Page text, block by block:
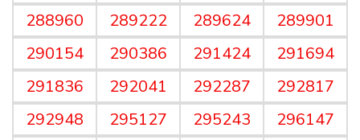
288960
289222 289624
289901
290154
290386 291424
291694
291836
292041 292287
292817
292948
295127 295243 296147